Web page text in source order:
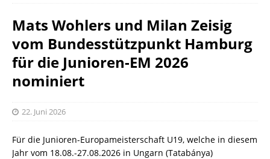
Mats Wohlers und Milan Zeisig
vom Bundesstützpunkt Hamburg
für die Junioren-EM 2026
nominiert
22. Juni 2026
Für die Junioren-Europameisterschaft U19, welche in diesem
Jahr vom 18.08.-27.08.2026 in Ungarn (Tatabánya)